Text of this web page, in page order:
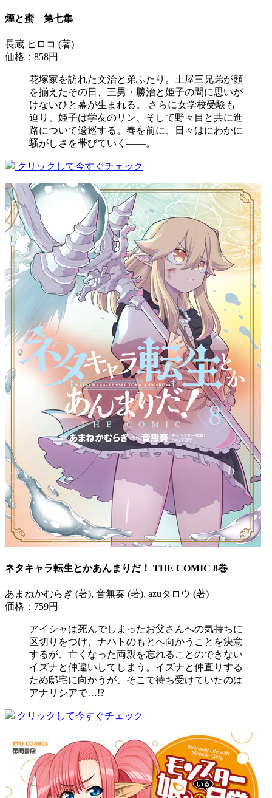
煙と蜜 第七集
長蔵 ヒロコ (著)
価格：858円
花塚家を訪れた文治と弟ふたり。土屋三兄弟が顔
を揃えたその日、三男・勝治と姫子の間に思いが
けないひと幕が生まれる。 さらに女学校受験も
迫り、姫子は学友のリン、そして野々目と共に進
路について逡巡する。春を前に、日々はにわかに
騒がしさを帯びていく――。
クリックして今すぐチェック
ネタキャラ転生とかあんまりだ！ THE COMIC 8巻
あまねかむらぎ (著), 音無奏 (著), azuタロウ (著)
価格：759円
アイシャは死んでしまったお父さんへの気持ちに
区切りをつけ、ナハトのもとへ向かうことを決意
するが、亡くなった両親を忘れることのできない
イズナと仲違いしてしまう。イズナと仲直りする
ため邸宅に向かうが、そこで待ち受けていたのは
アナリシアで…!?
クリックして今すぐチェック